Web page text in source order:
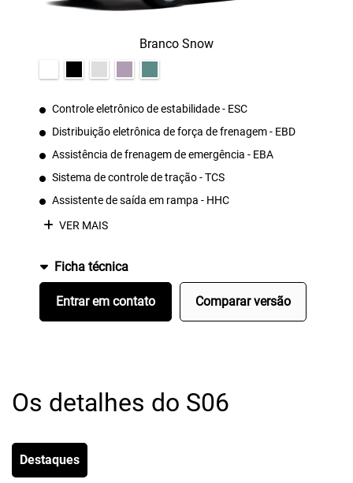
Branco Snow
Controle eletrônico de estabilidade - ESC
Distribuição eletrônica de força de frenagem - EBD
Assistência de frenagem de emergência - EBA
Sistema de controle de tração - TCS
Assistente de saída em rampa - HHC
VER MAIS
Ficha técnica
Entrar em contato Comparar versão
Os detalhes do S06
Destaques